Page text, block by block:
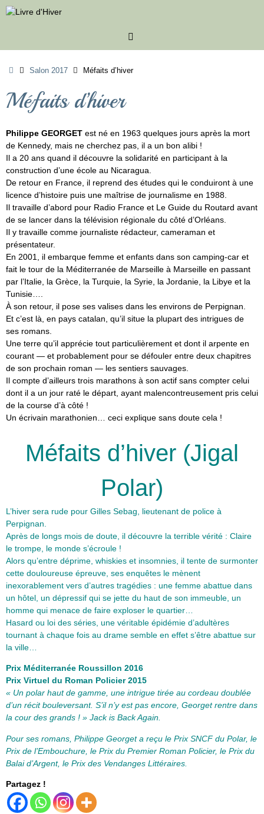
Passer
au
AccueilSalon 2017 Méfaits d’hiver
Méfaits d’hiver
Philippe GEORGET est né en 1963 quelques jours après la mort
de Kennedy, mais ne cherchez pas, il a un bon alibi !
Il a 20 ans quand il découvre la solidarité en participant à la
construction d’une école au Nicaragua.
De retour en France, il reprend des études qui le conduiront à une
licence d’histoire puis une maîtrise de journalisme en 1988.
Il travaille d’abord pour Radio France et Le Guide du Routard avant
de se lancer dans la télévision régionale du côté d’Orléans.
Il y travaille comme journaliste rédacteur, cameraman et
présentateur.
En 2001, il embarque femme et enfants dans son camping-car et
fait le tour de la Méditerranée de Marseille à Marseille en passant
par l’Italie, la Grèce, la Turquie, la Syrie, la Jordanie, la Libye et la
Tunisie….
À son retour, il pose ses valises dans les environs de Perpignan.
Et c’est là, en pays catalan, qu’il situe la plupart des intrigues de
ses romans.
Une terre qu’il apprécie tout particulièrement et dont il arpente en
courant — et probablement pour se défouler entre deux chapitres
de son prochain roman — les sentiers sauvages.
Il compte d’ailleurs trois marathons à son actif sans compter celui
dont il a un jour raté le départ, ayant malencontreusement pris celui
de la course d’à côté !
Un écrivain marathonien… ceci explique sans doute cela !
Méfaits d’hiver (Jigal
Polar)
L’hiver sera rude pour Gilles Sebag, lieutenant de police à
Perpignan.
Après de longs mois de doute, il découvre la terrible vérité : Claire
le trompe, le monde s’écroule !
Alors qu’entre déprime, whiskies et insomnies, il tente de surmonter
cette douloureuse épreuve, ses enquêtes le mènent
inexorablement vers d’autres tragédies : une femme abattue dans
un hôtel, un dépressif qui se jette du haut de son immeuble, un
homme qui menace de faire exploser le quartier…
Hasard ou loi des séries, une véritable épidémie d’adultères
tournant à chaque fois au drame semble en effet s’être abattue sur
la ville…
Prix Méditerranée Roussillon 2016
Prix Virtuel du Roman Policier 2015
« Un polar haut de gamme, une intrigue tirée au cordeau doublée
d’un récit bouleversant. S’il n’y est pas encore, Georget rentre dans
la cour des grands ! » Jack is Back Again.
Pour ses romans, Philippe Georget a reçu le Prix SNCF du Polar, le
Prix de l’Embouchure, le Prix du Premier Roman Policier, le Prix du
Balai d’Argent, le Prix des Vendanges Littéraires.
Partagez !